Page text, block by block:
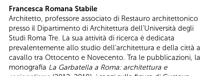
Francesca Romana Stabile
Architetto, professore associato di Restauro architettonico
presso il Dipartimento di Architettura dell’Università degli
Studi Roma Tre. La sua attività di ricerca è dedicata
prevalentemente allo studio dell’architettura e della città a
cavallo tra Ottocento e Novecento. Tra le pubblicazioni, la
monografia La Garbatella a Roma: architettura e